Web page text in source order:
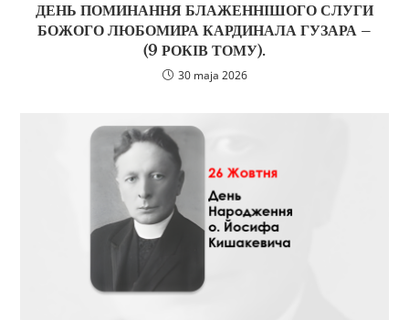
ДЕНЬ ПОМИНАННЯ БЛАЖЕННІШОГО СЛУГИ
БОЖОГО ЛЮБОМИРА КАРДИНАЛА ГУЗАРА –
(9 РОКІВ ТОМУ).
30 maja 2026